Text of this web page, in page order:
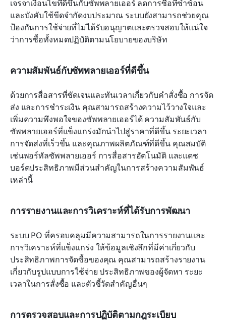
เจรจาเงื่อนไขที่ดีขึ้นกับซัพพลายเออร์ ลดการซื้อที่ซ้ำซ้อน
และบังคับใช้ขีดจำกัดงบประมาณ ระบบยังสามารถช่วยคุณ
ป้องกันการใช้จ่ายที่ไม่ได้รับอนุญาตและตรวจสอบให้แน่ใจ
ว่าการซื้อทั้งหมดปฏิบัติตามนโยบายของบริษัท
ความสัมพันธ์กับซัพพลายเออร์ที่ดีขึ้น
ด้วยการสื่อสารที่ชัดเจนและทันเวลาเกี่ยวกับคำสั่งซื้อ การจัด
ส่ง และการชำระเงิน คุณสามารถสร้างความไว้วางใจและ
เพิ่มความพึงพอใจของซัพพลายเออร์ได้ ความสัมพันธ์กับ
ซัพพลายเออร์ที่แข็งแกร่งมักนำไปสู่ราคาที่ดีขึ้น ระยะเวลา
การจัดส่งที่เร็วขึ้น และคุณภาพผลิตภัณฑ์ที่ดีขึ้น คุณสมบัติ
เช่นพอร์ทัลซัพพลายเออร์ การสื่อสารอัตโนมัติ และแดช
บอร์ดประสิทธิภาพมีส่วนสำคัญในการสร้างความสัมพันธ์
เหล่านี้
การรายงานและการวิเคราะห์ที่ได้รับการพัฒนา
ระบบ PO ที่ครอบคลุมมีความสามารถในการรายงานและ
การวิเคราะห์ที่แข็งแกร่ง ให้ข้อมูลเชิงลึกที่มีค่าเกี่ยวกับ
ประสิทธิภาพการจัดซื้อของคุณ คุณสามารถสร้างรายงาน
เกี่ยวกับรูปแบบการใช้จ่าย ประสิทธิภาพของผู้จัดหา ระยะ
เวลาในการสั่งซื้อ และตัวชี้วัดสำคัญอื่นๆ
การตรวจสอบและการปฏิบัติตามกฎระเบียบ